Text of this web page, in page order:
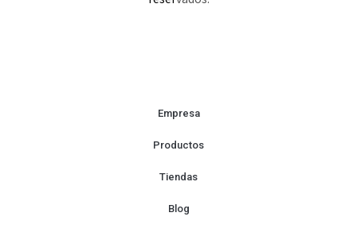
Empresa
Productos
Tiendas
Blog